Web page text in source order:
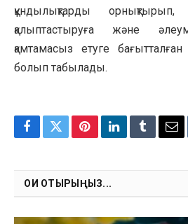
құндылықтарды орнықтырып,
қалыптастыруға және
қамтамасыз етуге бағытталған
болып табылады.
Facebook
TwitterPinterestLinkedInTumblr
ОҚИ ОТЫРЫҢЫЗ...